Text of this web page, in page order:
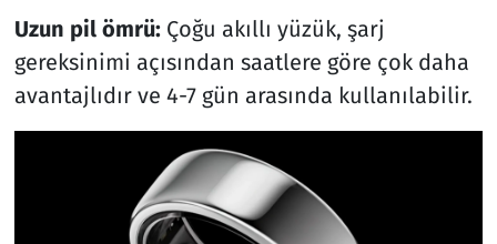
Uzun pil ömrü:Çoğu akıllı yüzük, şarj
gereksinimi açısından saatlere göre çok daha
avantajlıdır ve 4-7 gün arasında kullanılabilir.